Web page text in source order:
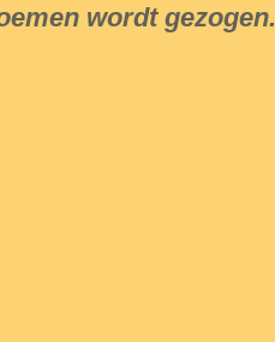
wordt gezogen.